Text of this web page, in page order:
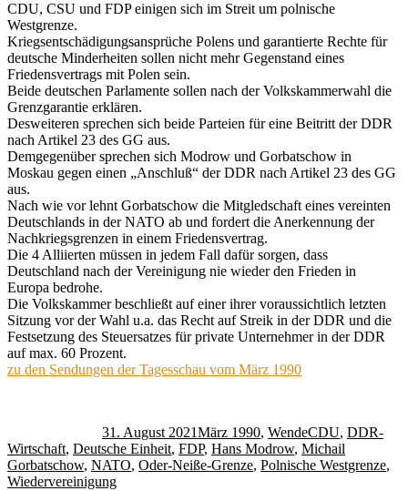
CDU, CSU und FDP einigen sich im Streit um polnische
Westgrenze.
Kriegsentschädigungsansprüche Polens und garantierte Rechte für
deutsche Minderheiten sollen nicht mehr Gegenstand eines
Friedensvertrags mit Polen sein.
Beide deutschen Parlamente sollen nach der Volkskammerwahl die
Grenzgarantie erklären.
Desweiteren sprechen sich beide Parteien für eine Beitritt der DDR
nach Artikel 23 des GG aus.
Demgegenüber sprechen sich Modrow und Gorbatschow in
Moskau gegen einen „Anschluß“ der DDR nach Artikel 23 des GG
aus.
Nach wie vor lehnt Gorbatschow die Mitgledschaft eines vereinten
Deutschlands in der NATO ab und fordert die Anerkennung der
Nachkriegsgrenzen in einem Friedensvertrag.
Die 4 Alliierten müssen in jedem Fall dafür sorgen, dass
Deutschland nach der Vereinigung nie wieder den Frieden in
Europa bedrohe.
Die Volkskammer beschließt auf einer ihrer voraussichtlich letzten
Sitzung vor der Wahl u.a. das Recht auf Streik in der DDR und die
Festsetzung des Steuersatzes für private Unternehmer in der DDR
auf max. 60 Prozent.
zu den Sendungen der Tagesschau vom März 1990
31. August 2021März 1990, WendeCDU, DDR-
Wirtschaft, Deutsche Einheit, FDP, Hans Modrow, Michail
Gorbatschow, NATO, Oder-Neiße-Grenze, Polnische Westgrenze,
Wiedervereinigung